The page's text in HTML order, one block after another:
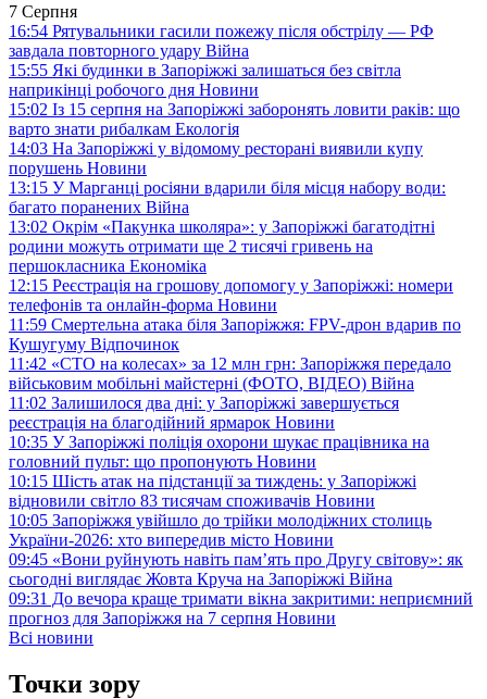
7 Серпня
16:54 Рятувальники гасили пожежу після обстрілу — РФ
завдала повторного удару Війна
15:55 Які будинки в Запоріжжі залишаться без світла
наприкінці робочого дня Новини
15:02 Із 15 серпня на Запоріжжі заборонять ловити раків: що
варто знати рибалкам Екологія
14:03 На Запоріжжі у відомому ресторані виявили купу
порушень Новини
13:15 У Марганці росіяни вдарили біля місця набору води:
багато поранених Війна
13:02 Окрім «Пакунка школяра»: у Запоріжжі багатодітні
родини можуть отримати ще 2 тисячі гривень на
першокласника Економіка
12:15 Реєстрація на грошову допомогу у Запоріжжі: номери
телефонів та онлайн-форма Новини
11:59 Смертельна атака біля Запоріжжя: FPV-дрон вдарив по
Кушугуму Відпочинок
11:42 «СТО на колесах» за 12 млн грн: Запоріжжя передало
військовим мобільні майстерні (ФОТО, ВІДЕО) Війна
11:02 Залишилося два дні: у Запоріжжі завершується
реєстрація на благодійний ярмарок Новини
10:35 У Запоріжжі поліція охорони шукає працівника на
головний пульт: що пропонують Новини
10:15 Шість атак на підстанції за тиждень: у Запоріжжі
відновили світло 83 тисячам споживачів Новини
10:05 Запоріжжя увійшло до трійки молодіжних столиць
України-2026: хто випередив місто Новини
09:45 «Вони руйнують навіть пам’ять про Другу світову»: як
сьогодні виглядає Жовта Круча на Запоріжжі Війна
09:31 До вечора краще тримати вікна закритими: неприємний
прогноз для Запоріжжя на 7 серпня Новини
Всі новини
Точки зору